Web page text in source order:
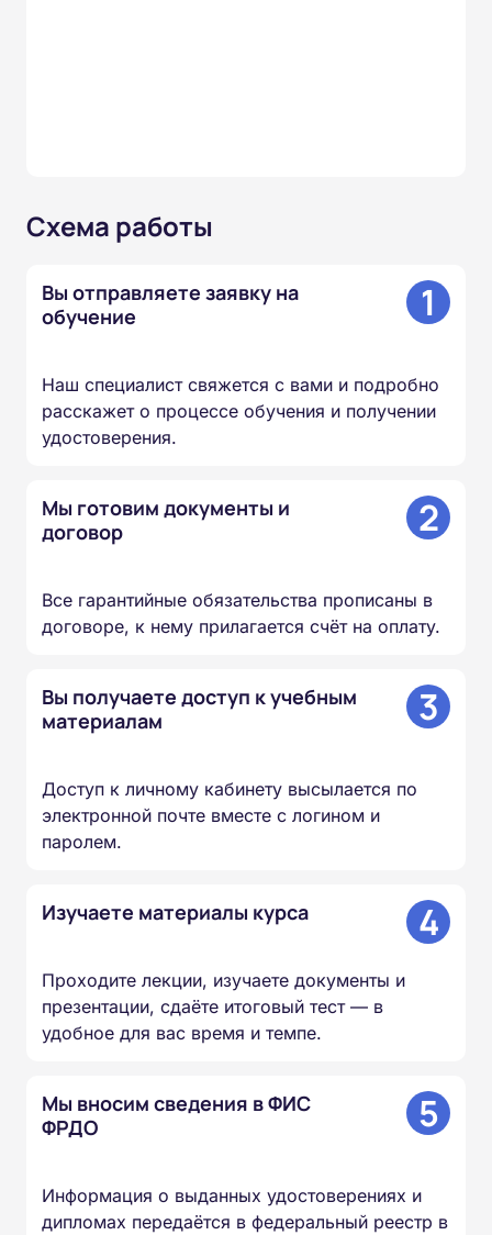
Схема работы
Вы отправляете заявку на
обучение
1
Наш специалист свяжется с вами и подробно
расскажет о процессе обучения и получении
удостоверения.
Мы готовим документы и
договор
2
Все гарантийные обязательства прописаны в
договоре, к нему прилагается счёт на оплату.
Вы получаете доступ к учебным
материалам
3
Доступ к личному кабинету высылается по
электронной почте вместе с логином и
паролем.
Изучаете материалы курса 4
Проходите лекции, изучаете документы и
презентации, сдаёте итоговый тест — в
удобное для вас время и темпе.
Мы вносим сведения в ФИС
ФРДО
5
Информация о выданных удостоверениях и
дипломах передаётся в федеральный реестр в